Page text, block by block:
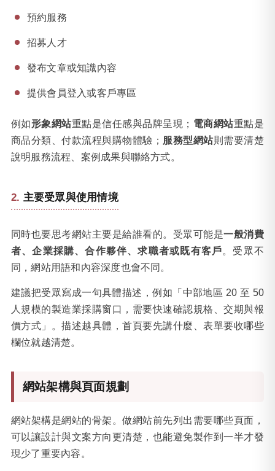
預約服務
招募人才
發布文章或知識內容
提供會員登入或客戶專區
例如形象網站重點是信任感與品牌呈現； 電商網站重點是
商品分類、付款流程與購物體驗； 服務型網站則需要清楚
說明服務流程、案例成果與聯絡方式。
主要受眾與使用情境
同時也要思考網站主要是給誰看的。受眾可能是一般消費
者、企業採購、合作夥伴、求職者或既有客戶。受眾不
同，網站用語和內容深度也會不同。
建議把受眾寫成一句具體描述，例如「中部地區 20 至 50
人規模的製造業採購窗口，需要快速確認規格、交期與報
價方式」。描述越具體，首頁要先講什麼、表單要收哪些
欄位就越清楚。
網站架構與頁面規劃
網站架構是網站的骨架。做網站前先列出需要哪些頁面，
可以讓設計與文案方向更清楚，也能避免製作到一半才發
現少了重要內容。